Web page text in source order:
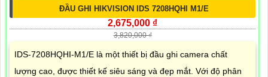
ĐẦU GHI HIKVISION IDS 7208HQHI M1/E
2,675,000 ₫
3,820,000 ₫
IDS-7208HQHI-M1/E là một thiết bị đầu ghi camera chất
lượng cao, được thiết kế siêu sáng và đẹp mắt. Với độ phân